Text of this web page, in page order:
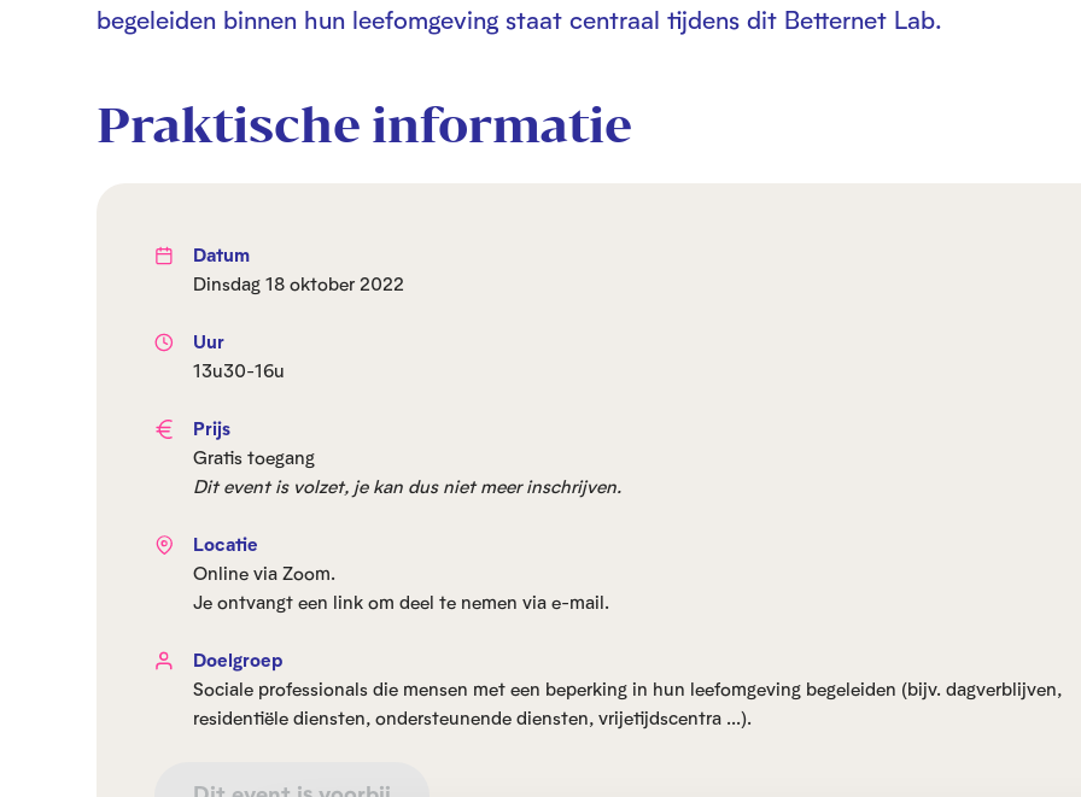
begeleiden binnen hun leefomgeving staat centraal tijdens dit Betternet Lab.
Praktische informatie
Datum
dinsdag 18 oktober 2022
Uur
13u30-16u
Prijs
Gratis toegang
Dit event is volzet, je kan dus niet meer inschrijven.
Locatie
Online via Zoom.
Je ontvangt een link om deel te nemen via e-mail.
Doelgroep
Sociale professionals die mensen met een beperking in hun leefomgeving begeleiden (bijv. dagverblijven,
residentiële diensten, ondersteunende diensten, vrijetijdscentra ...).